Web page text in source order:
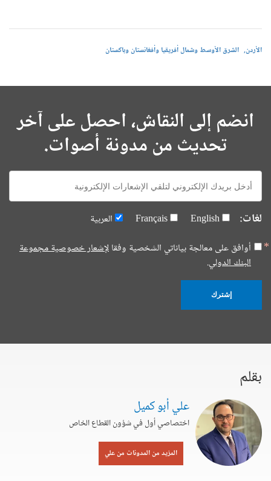
الأردن الشرق الأوسط وشمال أفريقيا وأفغانستان وباكستان
انضم إلى النقاش، احصل على آخر
تحديث من مدونة أصوات.
E-
mail:
لغات: English
Français
العربية
أوافق على معالجة بياناتي الشخصية وفقالإشعار خصوصية مجموعة
البنك الدولي.
إشترك
بقلم
علي أبو كميل
اختصاصي أول في شؤون القطاع الخاص
المزيد من المدونات من علي